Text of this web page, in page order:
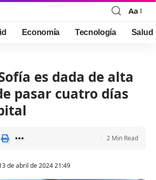
Font
Resizer
Aa
Economía Tecnología Salud
es dada de alta
pasar cuatro días
de abril de 2024 21:49
2 Min Read